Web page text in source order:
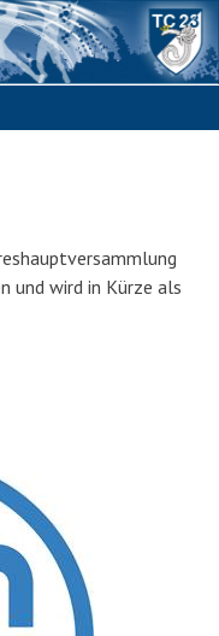
und wird in Kürze als